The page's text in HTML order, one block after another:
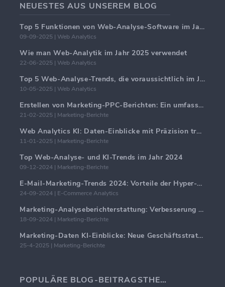
NEUESTES AUS UNSEREM BLOG
Top 5 Funktionen von Web-Analyse-Software im Jahr 2025
09-09-2025 | Web Analytics
Wie man Web-Analytik im Jahr 2025 verwendet
22-06-2025 | Web Analytics
Top 5 Web-Analyse-Trends, die voraussichtlich im Jahr 2025 dominieren werden
10-05-2025 | Web Analytics
Erstellen von Marketing-PPC-Berichten: Ein umfassender Leitfaden
21-02-2025 | Marketing-Berichte
Web Analytics KI: Daten-Einblicke mit Präzision transformieren
11-01-2025 | Marketing-Berichte
Top Web-Analyse- und KI-Trends im Jahr 2024
09-12-2024 | Marketing-Berichte
E-Mail-Marketing-Trends 2024: Vorteile der Hyper-Personalisierung
24-09-2024 | E-Commerce Analytics
Marketing-Analyseberichterstattung: Verbesserung der Geschäftseinblicke
18-09-2024 | Marketing-Berichte
Marketing-Daten KI-Einblicke: Neue Geschäftsstrategien für 2024
25-4-2025 | Marketing-Berichte
POPULÄRE BLOG-BEITRAGSTHEMEN